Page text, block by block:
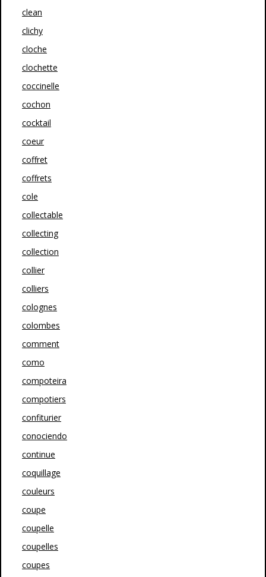
clean
clichy
cloche
clochette
coccinelle
cochon
cocktail
coeur
coffret
coffrets
cole
collectable
collecting
collection
collier
colliers
colognes
colombes
comment
como
compoteira
compotiers
confiturier
conociendo
continue
coquillage
couleurs
coupe
coupelle
coupelles
coupes